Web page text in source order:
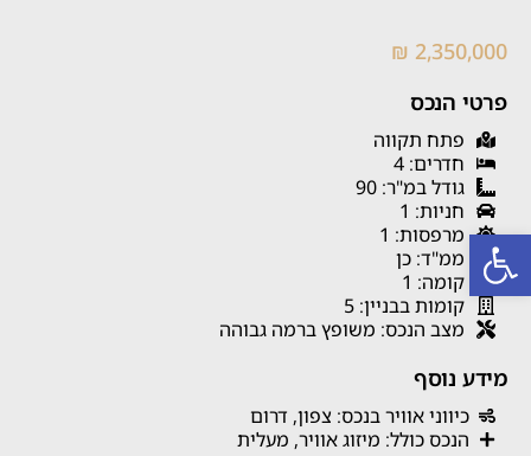
פתח סרגל נגישות
2,350,000 ₪
פרטי הנכס
פתח תקווה
חדרים: 4
גודל במ"ר: 90
חניות: 1
מרפסות: 1
ממ"ד: כן
קומה: 1
קומות בבניין: 5
מצב הנכס: משופץ ברמה גבוהה
מידע נוסף
כיווני אוויר בנכס: צפון, דרום
הנכס כולל: מיזוג אוויר, מעלית